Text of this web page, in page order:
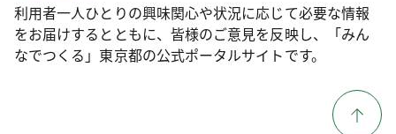
利用者一人ひとりの興味関心や状況に応じて必要な情報
をお届けするとともに、皆様のご意見を反映し、「みん
なでつくる」東京都の公式ポータルサイトです。